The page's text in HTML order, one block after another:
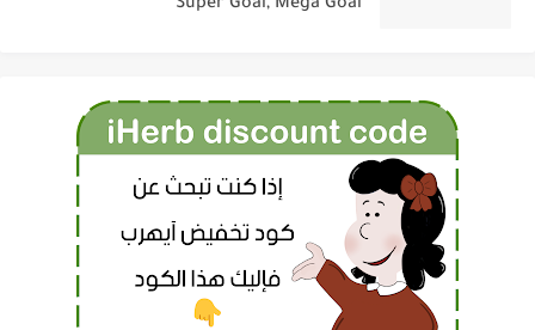
Super Goal, Mega Goal